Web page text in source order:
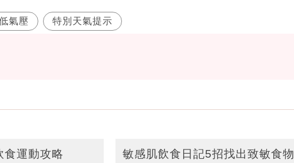
氣壓 特別天氣提示
食運動攻略 敏感肌飲食日記5招找出致敏食物